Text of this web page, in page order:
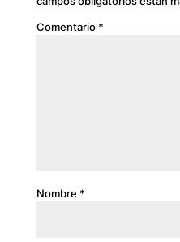
Comentario *
Nombre *